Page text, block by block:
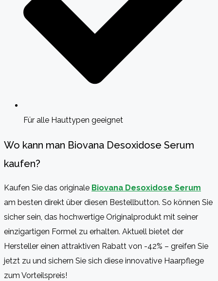
Für alle Hauttypen geeignet
Wo kann man Biovana Desoxidose Serum
kaufen?
Kaufen Sie das originale Biovana Desoxidose Serum
am besten direkt über diesen Bestellbutton. So können Sie
sicher sein, das hochwertige Originalprodukt mit seiner
einzigartigen Formel zu erhalten. Aktuell bietet der
Hersteller einen attraktiven Rabatt von -42% – greifen Sie
jetzt zu und sichern Sie sich diese innovative Haarpflege
zum Vorteilspreis!